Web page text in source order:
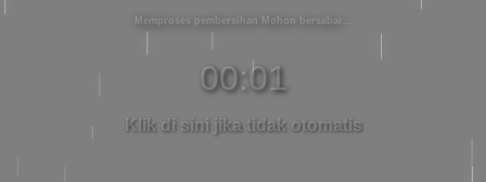
Memproses pembersihan Mohon bersabar
00:01
Klik di sini jika tidak otomatis